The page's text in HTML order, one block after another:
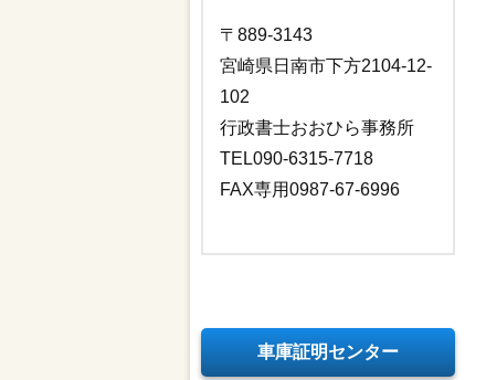
〒889-3143
宮崎県日南市下方2104-12-
102
行政書士おおひら事務所
TEL090-6315-7718
FAX専用0987-67-6996
車庫証明センター